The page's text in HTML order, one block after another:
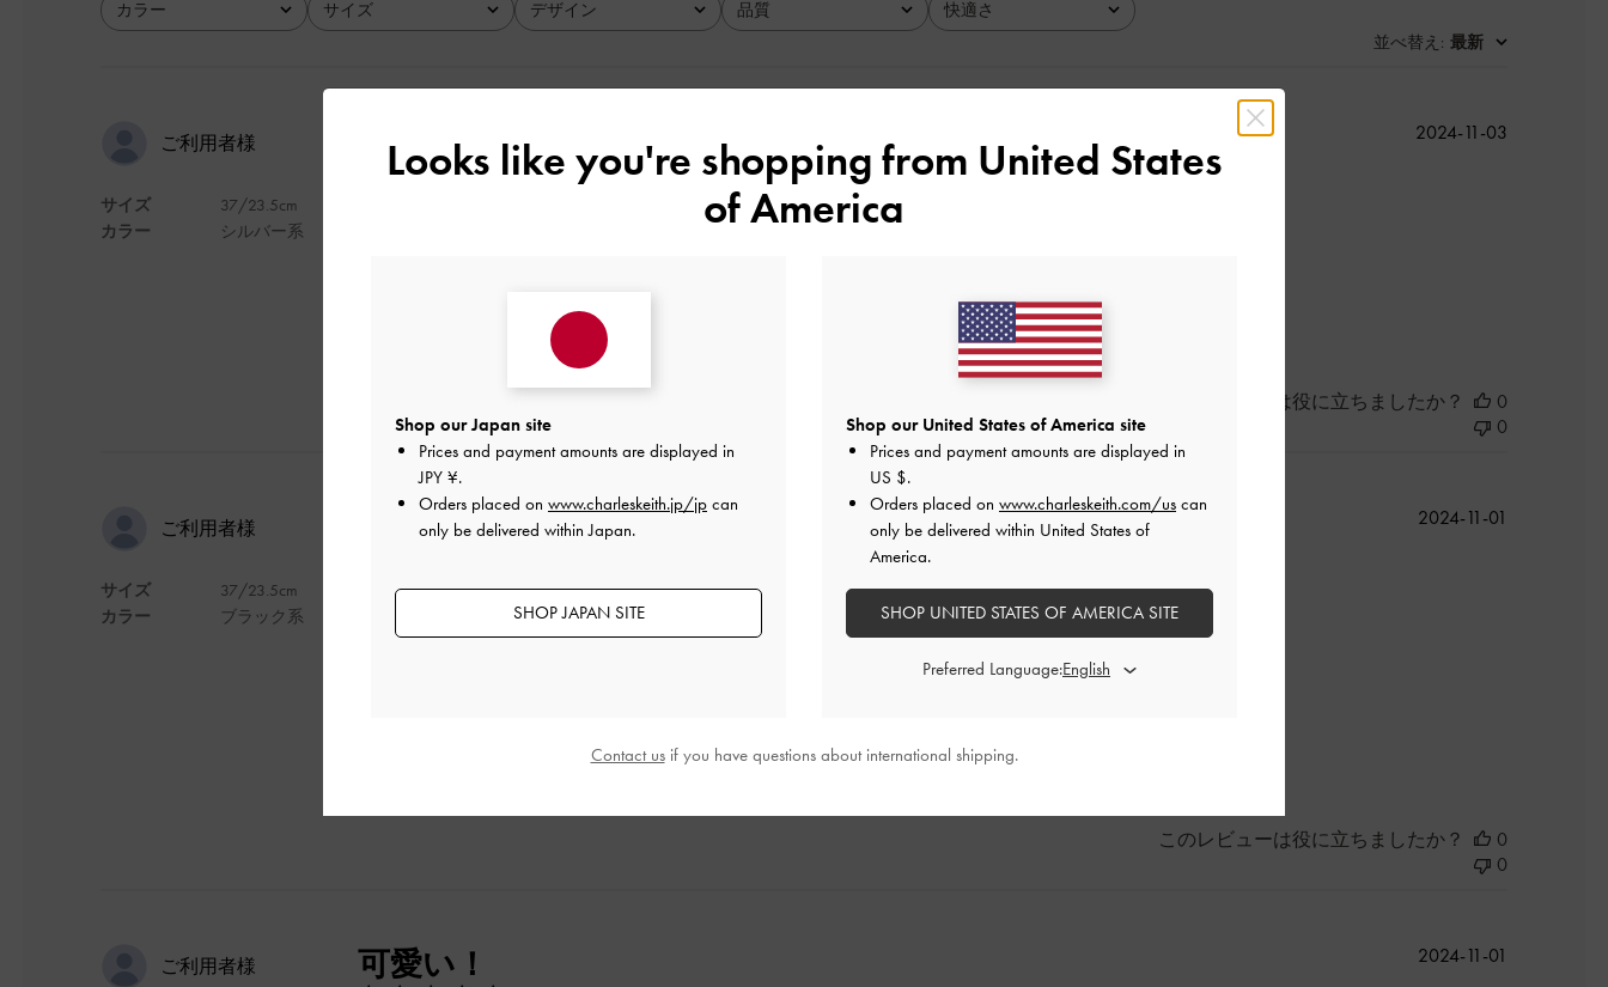
カラー
全て サイズ
全て デザイン
全て 品質
全て 快適さ
全て
並べ替え : 最新
ご利用者様
サイズ
カラー
37/23.5cm
シルバー系
可愛い！
普通
公
2024-11-03
このレビューは役に立ちましたか？
0
0
ご利用者様
サイズ
カラー
37/23.5cm
ブラック系
ひとめぼれ！！！！
ここで買ったバックのショルダーにつけました！
めちゃくちゃかわいい！
とてもよかった
2024-11-01
このレビューは役に立ちましたか？
0
0
ご利用者様 可愛い！ 2024-11-01
Looks like you're shopping from United States
of America
Shop our Japan site
Prices and payment amounts are displayed in
JPY ¥.
Orders placed on www.charleskeith.jp/jp can
only be delivered within Japan.
SHOP JAPAN SITE
Shop our United States of America site
Prices and payment amounts are displayed in
US $.
Orders placed on www.charleskeith.com/us can
only be delivered within United States of
America.
SHOP UNITED STATES OF AMERICA SITE
Preferred Language:
Contact usif you have questions about international shipping.